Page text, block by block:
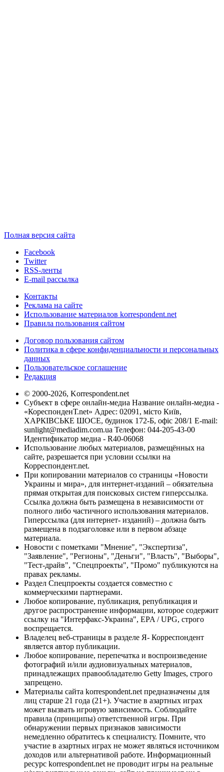
Полная версия сайта
Facebook
Twitter
RSS-ленты
E-mail рассылка
Контакты
Реклама на сайте
Использование материалов korrespondent.net
Правила пользования сайтом
Договор пользования сайтом
Политика в сфере конфиденциальности и персональных
данных
Пользовательское соглашение
Редакция
© 2000-2026, Korrespondent.net
Субъект в сфере онлайн-медиа Название онлайн-медиа -
«КореспонденТ.net» Адрес: 02091, місто Київ,
ХАРКІВСЬКЕ ШОСЕ, будинок 172-Б, офіс 208/1 E-mail:
sunlight@mediadim.com.ua Телефон: 044-205-43-00
Идентификатор медиа - R40-06068
Использование любых материалов, размещённых на
сайте, разрешается при условии ссылки на
Корреспондент.net.
При копировании материалов со страницы «Новости
Украины и мира», для интернет-изданий – обязательна
прямая открытая для поисковых систем гиперссылка.
Ссылка должна быть размещена в независимости от
полного либо частичного использования материалов.
Гиперссылка (для интернет- изданий) – должна быть
размещена в подзаголовке или в первом абзаце
материала.
Новости с пометками "Мнение", "Экспертиза",
"Заявление", "Регионы", "Деньги", "Власть", "Выборы",
"Тест-драйв", "Спецпроекты", "Промо" публикуются на
правах рекламы.
Раздел Спецпроекты создается совместно с
коммерческими партнерами.
Любое копирование, публикация, републикация и
другое распространение информации, которое содержит
ссылку на "Интерфакс-Украина", EPA / UPG, строго
воспрещается.
Владелец веб-страницы в разделе Я- Корреспондент
является автор публикации.
Любое копирование, перепечатка и воспроизведение
фотографий и/или аудиовизуальных материалов,
принадлежащих правообладателю Getty Images, строго
запрещено.
Материалы сайта korrespondent.net предназначены для
лиц старше 21 года (21+). Участие в азартных играх
может вызвать игровую зависимость. Соблюдайте
правила (принципы) ответственной игры. При
обнаружении первых признаков зависимости
немедленно обратитесь к специалисту. Помните, что
участие в азартных играх не может являться источником
доходов или альтернативой работе. Информационный
ресурс korrespondent.net не проводит игры на реальные